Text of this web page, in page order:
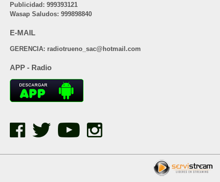
Publicidad: 999393121
Wasap Saludos: 999898840
E-MAIL
GERENCIA: radiotrueno_sac@hotmail.com
APP - Radio